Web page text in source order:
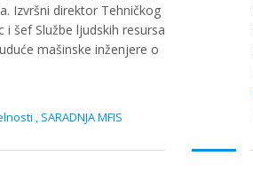
Izvršni direktor Tehničkog
šef Službe ljudskih resursa
mašinske inženjere o
, SARADNJA MFIS